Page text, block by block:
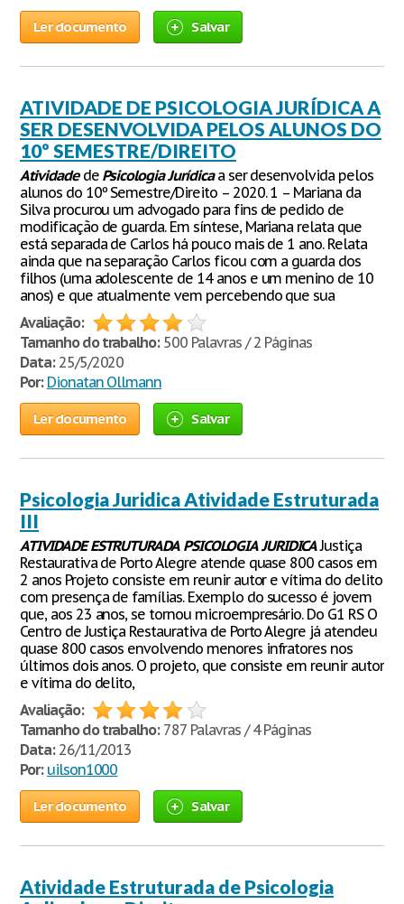
Ler documento Salvar
ATIVIDADE DE PSICOLOGIA JURÍDICA A
SER DESENVOLVIDA PELOS ALUNOS DO
10º SEMESTRE/DIREITO
Atividadede PsicologiaJurídicaa ser desenvolvida pelos
alunos do 10º Semestre/Direito – 2020. 1 – Mariana da
Silva procurou um advogado para fins de pedido de
modificação de guarda. Em síntese, Mariana relata que
está separada de Carlos há pouco mais de 1 ano. Relata
ainda que na separação Carlos ficou com a guarda dos
filhos (uma adolescente de 14 anos e um menino de 10
anos) e que atualmente vem percebendo que sua
Avaliação:
Tamanho do trabalho:500 Palavras / 2 Páginas
Data:25/5/2020
Por: Dionatan Ollmann
Ler documento Salvar
Psicologia Juridica Atividade Estruturada
III
ATIVIDADE ESTRUTURADA PSICOLOGIAJURIDICAJustiça
Restaurativa de Porto Alegre atende quase 800 casos em
2 anos Projeto consiste em reunir autor e vítima do delito
com presença de famílias. Exemplo do sucesso é jovem
que, aos 23 anos, se tornou microempresário. Do G1 RS O
Centro de Justiça Restaurativa de Porto Alegre já atendeu
quase 800 casos envolvendo menores infratores nos
últimos dois anos. O projeto, que consiste em reunir autor
e vítima do delito,
Avaliação:
Tamanho do trabalho:787 Palavras / 4 Páginas
Data:26/11/2013
Por: uilson1000
Ler documento Salvar
Atividade Estruturada de Psicologia